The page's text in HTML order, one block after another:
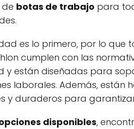
botas de trabajo para
es lo primero, por lo
cumplen con las
y están diseñadas para
laborales. Además, están
y duraderos para
disponibles,